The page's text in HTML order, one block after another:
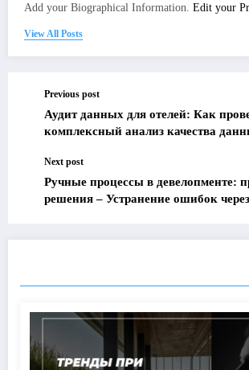
Add your Biographical Information. Edit your
View All Posts
Previous post
Аудит данных для отелей: Как
комплексный анализ качества
Next post
Ручные процессы в девелопменте:
решения – Устранение ошибок через